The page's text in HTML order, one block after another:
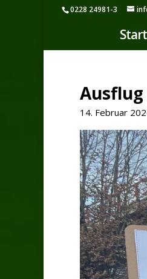
0228 24981-3
14. Februar